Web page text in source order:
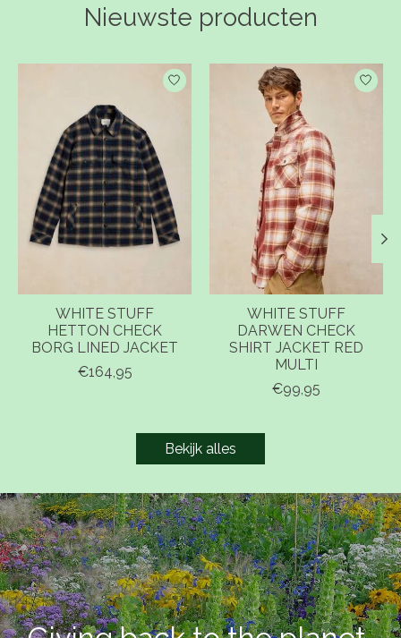
Nieuwste producten
Items van productcarrousel
WHITE STUFF
HETTON CHECK
BORG LINED JACKET
€164,95
WHITE STUFF
DARWEN CHECK
SHIRT JACKET RED
MULTI
€99,95
Bekijk alles